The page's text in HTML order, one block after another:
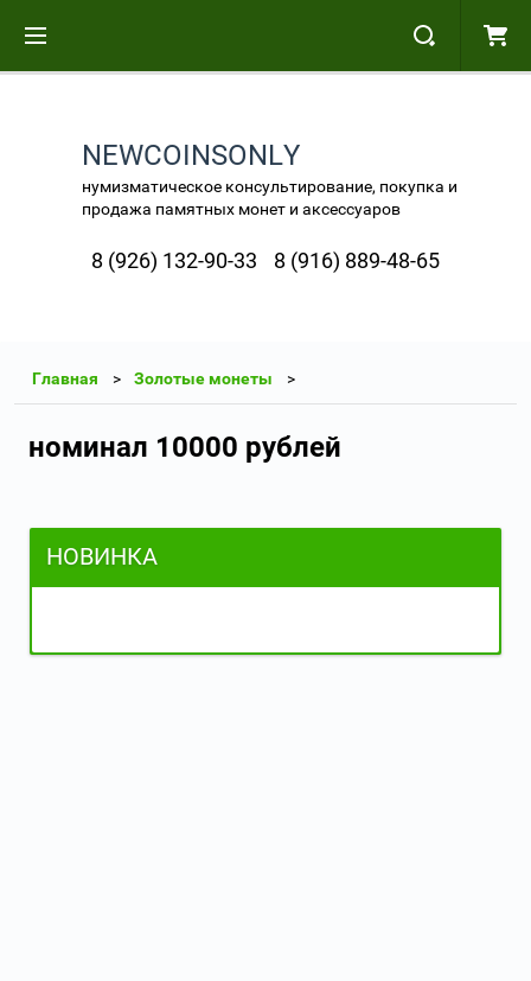
NEWCOINSONLY
нумизматическое консультирование, покупка и
продажа памятных монет и аксессуаров
8 (926) 132-90-33 8 (916) 889-48-65
Главная Золотые монеты
номинал 10000 рублей
НОВИНКА